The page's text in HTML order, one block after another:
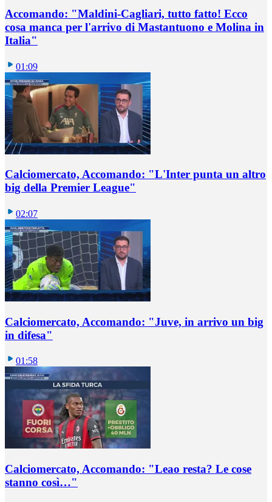
Accomando: "Maldini-Cagliari, tutto fatto! Ecco
cosa manca per l'arrivo di Mastantuono e Molina in
Italia"
01:09
Calciomercato, Accomando: "L'Inter punta un altro
big della Premier League"
02:07
Calciomercato, Accomando: "Juve, in arrivo un big
in difesa"
01:58
Calciomercato, Accomando: "Leao resta? Le cose
stanno così…"